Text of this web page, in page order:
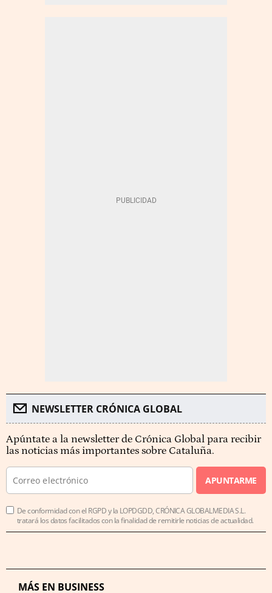
NEWSLETTER CRÓNICA GLOBAL
Apúntate a la newsletter de Crónica Global para recibir
las noticias más importantes sobre Cataluña.
APUNTARME
De conformidad con el RGPD y la LOPDGDD, CRÓNICA GLOBALMEDIA S.L.
tratará los datos facilitados con la finalidad de remitirle noticias de actualidad.
MÁS EN BUSINESS